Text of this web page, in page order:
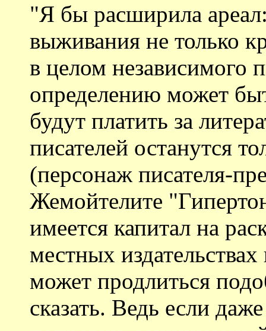
"Я бы расширила
выживания не только
в целом независимого
определению может
будут платить за
писателей останутся
(персонаж писателя-
Жемойтелите
имеется капитал на
местных
может продлиться
сказать. Ведь если